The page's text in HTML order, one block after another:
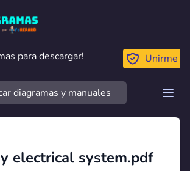
para descargar!
para descargar! Unirme
electrical system.pdf